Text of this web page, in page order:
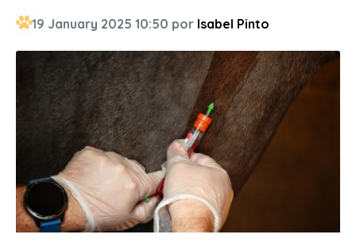
19 January 2025 10:50 por Isabel Pinto